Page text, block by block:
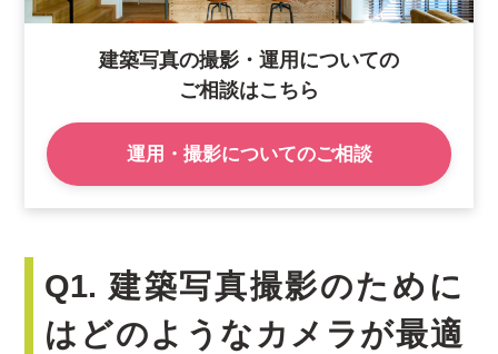
建築写真の撮影・運用についての
ご相談はこちら
運用・撮影についてのご相談
Q1. 建築写真撮影のために
はどのようなカメラが最適